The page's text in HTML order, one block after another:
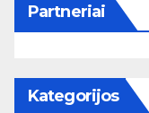
Partneriai
Kategorijos